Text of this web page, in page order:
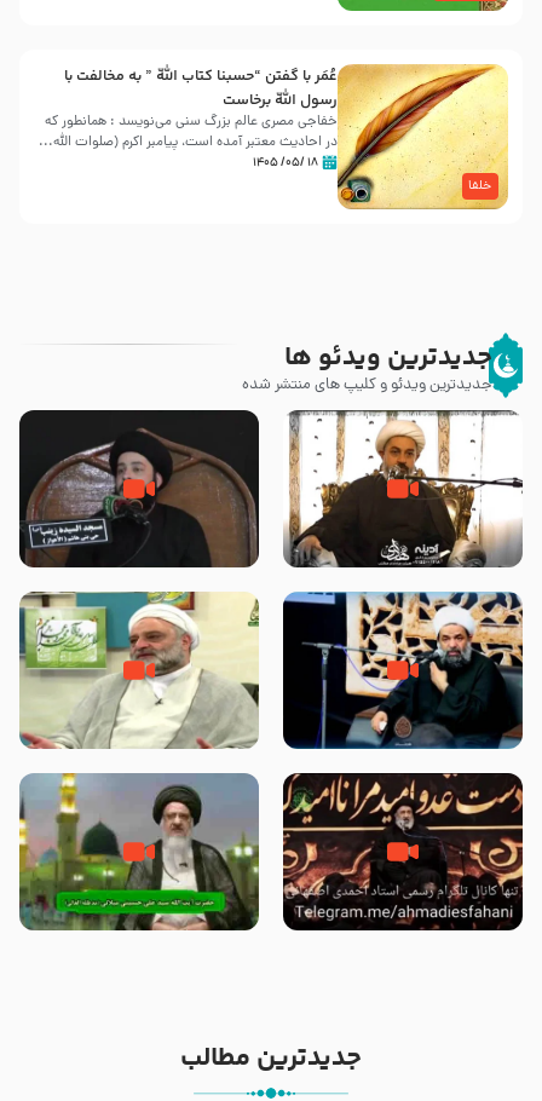
خلفا
عُمَر با گفتن “حسبنا كتاب اللّه ” به مخالفت با
رسول اللّه برخاست
خفاجی مصری عالم بزرگ سنی می‌نویسد : همانطور که
در احادیث معتبر آمده است، پیامبر اکرم (صلوات اللّه...
۱۸ /۰۵/ ۱۴۰۵
جدیدترین ویدئو ها
جدیدترین ویدئو و کلیپ های منتشر شده
چه کسانی پیامبر صلی الله علیه و
آله را مسموم کردند ؟ – حجت
رزیة الخمیس و اهانت برخی صحابه
به پیامبر اکرم (ص) چه اتفاقی رخ
بیرون انداختند ؟!!!!! – سید محمد
موسوی
رحلت یا شهادت پیامبر (صلی الله
علیه و آله) ؟ – حجت الاسلام
علت برتری پیامبر اسلام بر سایر
پیامبران از زبان امیرالمؤمنین
خیانت و جفا به پیامبر با بکار بردن
کلمه رحلت بجای شهادت – حجت
آیا پیامبر اکرم صلی الله علیه وآله
بدون وصیت از دنیا رفته ‌اند؟ – آیت
جدیدترین مطالب